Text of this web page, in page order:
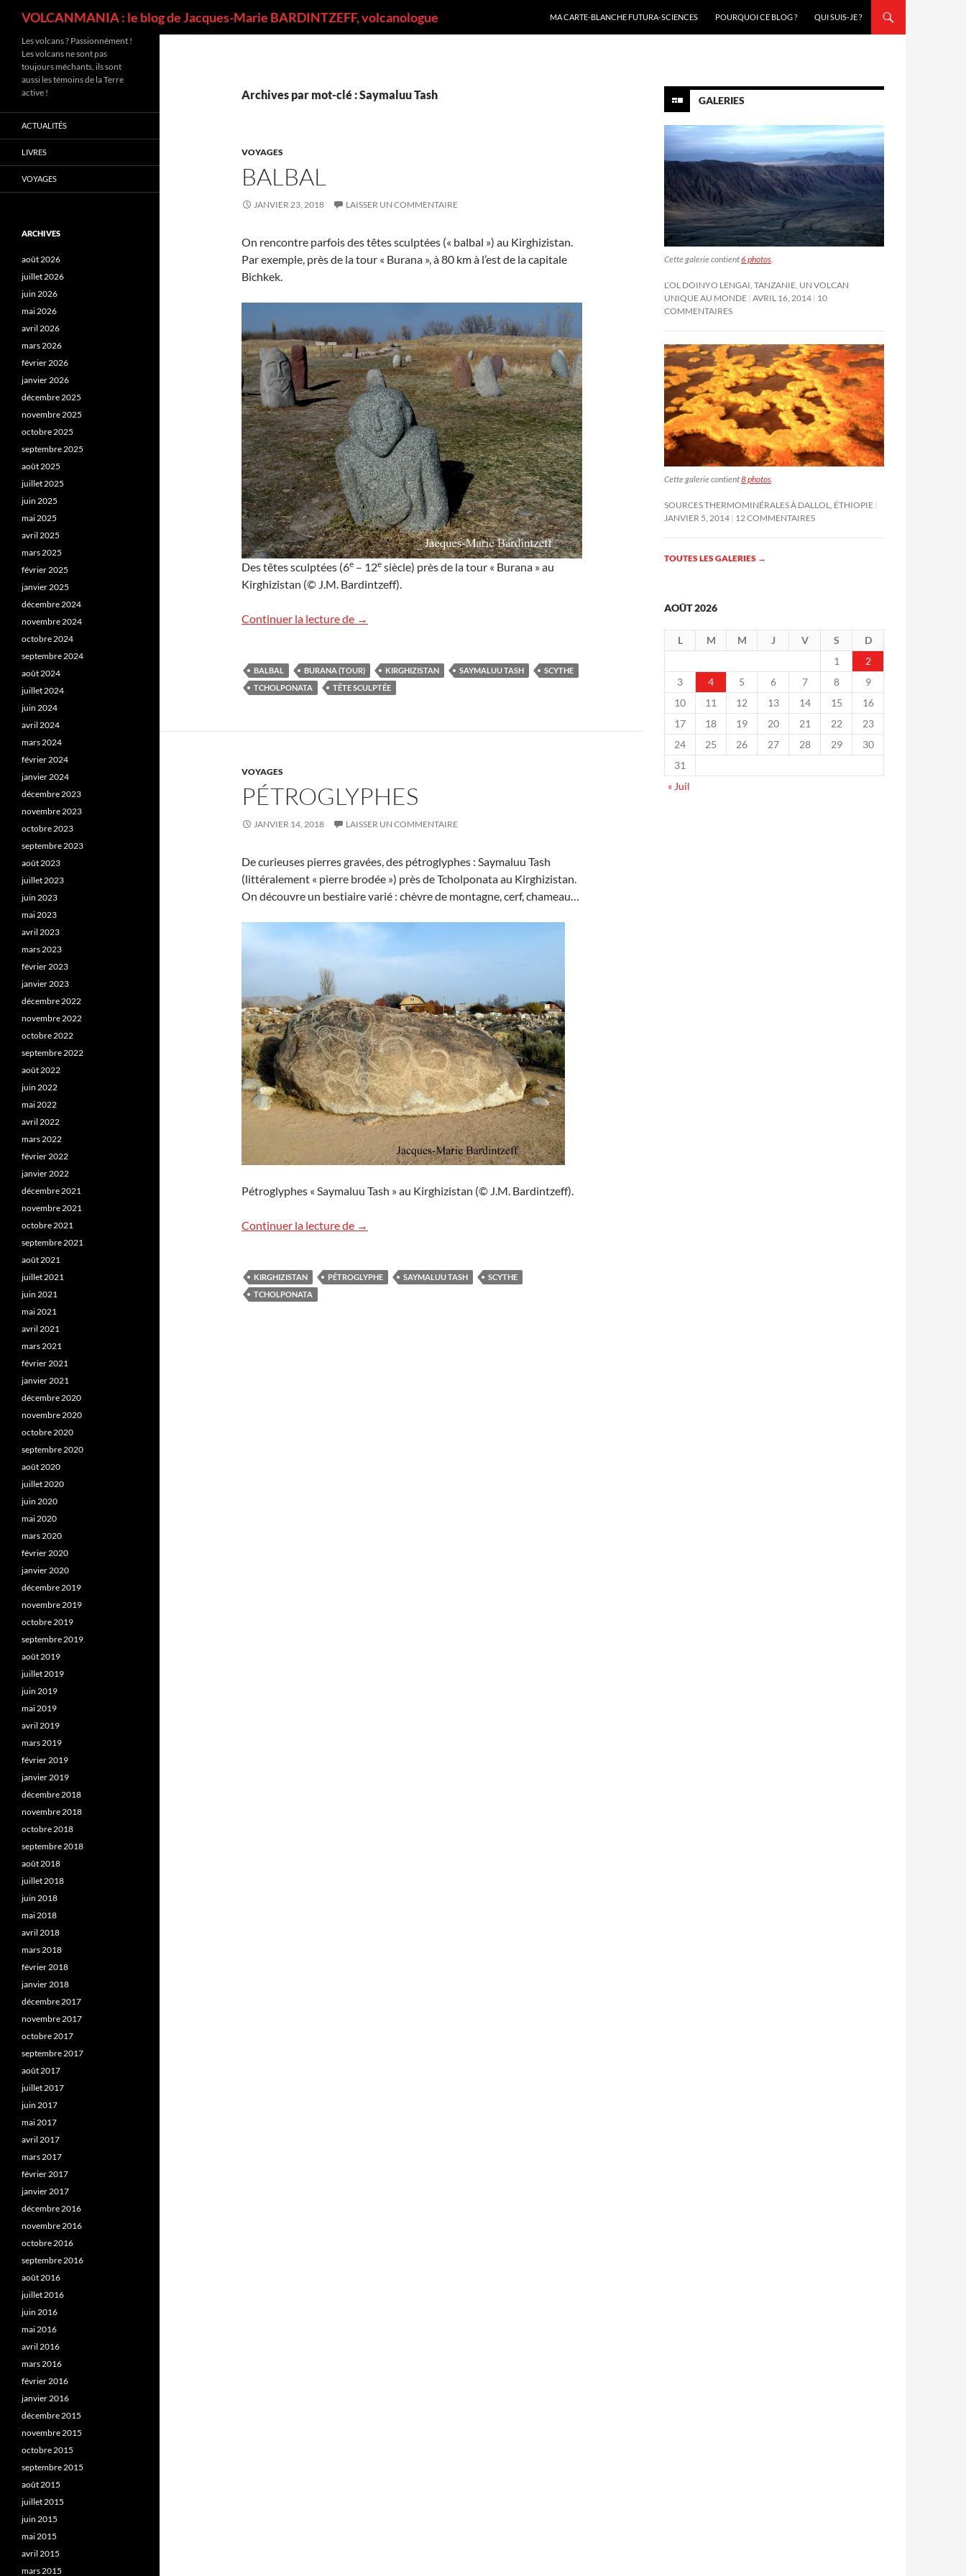
VOLCANMANIA : le blog de Jacques-Marie BARDINTZEFF, volcanologue
MA CARTE-BLANCHE FUTURA-SCIENCES
POURQUOI CE BLOG ? QUI SUIS-JE ?
Archives par mot-clé : Saymaluu Tash
VOYAGES
BALBAL
JANVIER 23, 2018 LAISSER UN COMMENTAIRE
On rencontre parfois des têtes sculptées (« balbal ») au Kirghizistan.
Par exemple, près de la tour « Burana », à 80 km à l’est de la capitale
Bichkek.
Des têtes sculptées (6e – 12e siècle) près de la tour « Burana » au
Kirghizistan (© J.M. Bardintzeff).
Continuer la lecture de Balbal
→
BALBAL BURANA (TOUR) KIRGHIZISTAN SAYMALUU TASH
SCYTHE
TCHOLPONATA
TÊTE SCULPTÉE
VOYAGES
PÉTROGLYPHES
JANVIER 14, 2018 LAISSER UN COMMENTAIRE
De curieuses pierres gravées, des pétroglyphes : Saymaluu Tash
(littéralement « pierre brodée ») près de Tcholponata au Kirghizistan.
On découvre un bestiaire varié : chèvre de montagne, cerf, chameau…
Pétroglyphes « Saymaluu Tash » au Kirghizistan (© J.M. Bardintzeff).
Continuer la lecture de Pétroglyphes
→
KIRGHIZISTAN PÉTROGLYPHE SAYMALUU TASH
SCYTHE
TCHOLPONATA
GALERIES
Cette galerie contient6 photos.
L’OL DOINYO LENGAI, TANZANIE, UN VOLCAN
UNIQUE AU MONDE AVRIL 16, 2014 10
COMMENTAIRES
Cette galerie contient8 photos
SOURCES THERMOMINÉRALES À DALLOL, ÉTHIOPIE
JANVIER 5, 2014 12 COMMENTAIRES
TOUTES LES GALERIES →
AOÛT 2026
L M M J V S
D
1
2
3
4 5 6 7 8
9
10
11 12 13 14 15
16
17
18 19 20 21 22
23
24
25 26 27 28 29
30
31
« Juil
Les volcans ? Passionnément !
Les volcans ne sont pas
toujours méchants, ils sont
aussi les témoins de la Terre
active !
ACTUALITÉS
LIVRES
VOYAGES
ARCHIVES
août 2026
juillet 2026
juin 2026
mai 2026
avril 2026
mars 2026
février 2026
janvier 2026
décembre 2025
novembre 2025
octobre 2025
septembre 2025
août 2025
juillet 2025
juin 2025
mai 2025
avril 2025
mars 2025
février 2025
janvier 2025
décembre 2024
novembre 2024
octobre 2024
septembre 2024
août 2024
juillet 2024
juin 2024
avril 2024
mars 2024
février 2024
janvier 2024
décembre 2023
novembre 2023
octobre 2023
septembre 2023
août 2023
juillet 2023
juin 2023
mai 2023
avril 2023
mars 2023
février 2023
janvier 2023
décembre 2022
novembre 2022
octobre 2022
septembre 2022
août 2022
juin 2022
mai 2022
avril 2022
mars 2022
février 2022
janvier 2022
décembre 2021
novembre 2021
octobre 2021
septembre 2021
août 2021
juillet 2021
juin 2021
mai 2021
avril 2021
mars 2021
février 2021
janvier 2021
décembre 2020
novembre 2020
octobre 2020
septembre 2020
août 2020
juillet 2020
juin 2020
mai 2020
mars 2020
février 2020
janvier 2020
décembre 2019
novembre 2019
octobre 2019
septembre 2019
août 2019
juillet 2019
juin 2019
mai 2019
avril 2019
mars 2019
février 2019
janvier 2019
décembre 2018
novembre 2018
octobre 2018
septembre 2018
août 2018
juillet 2018
juin 2018
mai 2018
avril 2018
mars 2018
février 2018
janvier 2018
décembre 2017
novembre 2017
octobre 2017
septembre 2017
août 2017
juillet 2017
juin 2017
mai 2017
avril 2017
mars 2017
février 2017
janvier 2017
décembre 2016
novembre 2016
octobre 2016
septembre 2016
août 2016
juillet 2016
juin 2016
mai 2016
avril 2016
mars 2016
février 2016
janvier 2016
décembre 2015
novembre 2015
octobre 2015
septembre 2015
août 2015
juillet 2015
juin 2015
mai 2015
avril 2015
mars 2015